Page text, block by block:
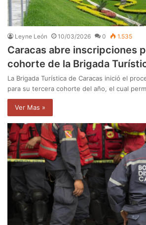
Leyne León 10/03/2026 0 1.535
Caracas abre inscripciones
cohorte de la Brigada
La Brigada Turística de Caracas inició el
para su tercera cohorte del año, el cual
Ver Mas »